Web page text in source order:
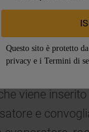
l'acqua grigia
a
Le
viene
e
Questo sito è protetto
privacye i Termini di